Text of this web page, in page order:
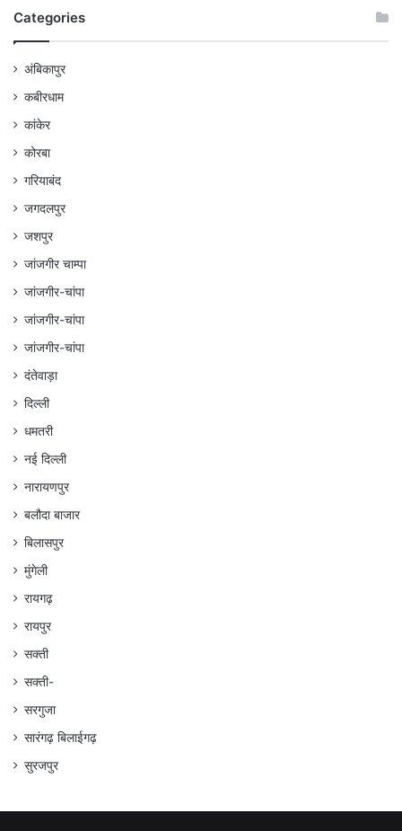
Categories
अंबिकापुर
कबीरधाम
कांकेर
कोरबा
गरियाबंद
जगदलपुर
जशपुर
जांजगीर चाम्पा
जांजगीर-चांपा
जांजगीर-चांपा
जांजगीर-चांपा
दंतेवाड़ा
दिल्ली
धमतरी
नई दिल्ली
नारायणपुर
बलौदा बाजार
बिलासपुर
मुंगेली
रायगढ़
रायपुर
सक्ती
सक्ती-
सरगुजा
सारंगढ़ बिलाईगढ़
सुरजपुर